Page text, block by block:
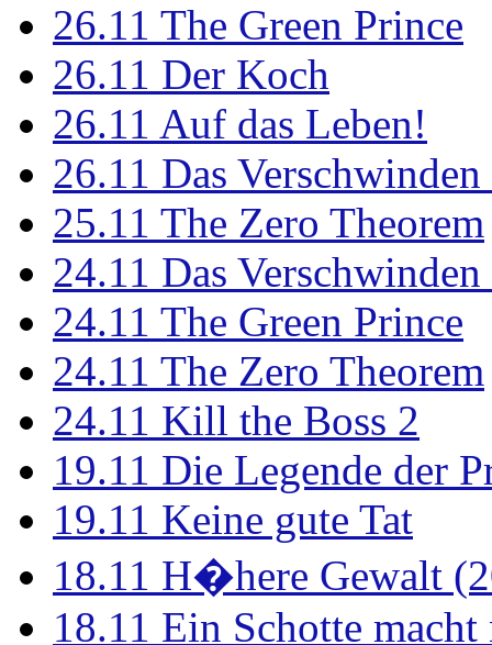
26.11 The Green Prince
26.11 Der Koch
26.11 Auf das Leben!
26.11 Das
25.11 The Zero Theorem
24.11 Das
24.11 The Green Prince
24.11 The Zero Theorem
24.11 Kill the Boss 2
19.11 Die Legende der
19.11 Keine gute Tat
18.11 H�here Gewalt
18.11 Ein Schotte